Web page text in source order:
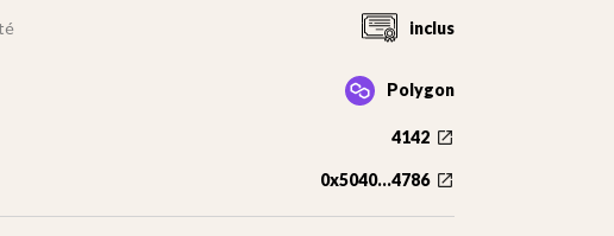
inclus
Polygon
4142
0x5040...4786